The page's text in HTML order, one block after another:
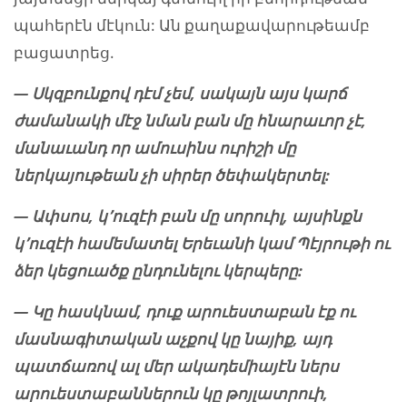
պահերէն մէկուն: Ան քաղաքավարութեամբ
բացատրեց.
— Սկզբունքով դէմ չեմ, սակայն այս կարճ
ժամանակի մէջ նման բան մը հնարաւոր չէ,
մանաւանդ որ ամուսինս ուրիշի մը
ներկայութեան չի սիրեր ծեփակերտել:
— Ափսոս, կ՚ուզէի բան մը սորուիլ, այսինքն
կ՚ուզէի համեմատել Երեւանի կամ Պէյրութի ու
ձեր կեցուածք ընդունելու կերպերը:
— Կը հասկնամ, դուք արուեստաբան էք ու
մասնագիտական աչքով կը նայիք, այդ
պատճառով ալ մեր ակադեմիայէն ներս
արուեստաբաններուն կը թոյլատրուի,